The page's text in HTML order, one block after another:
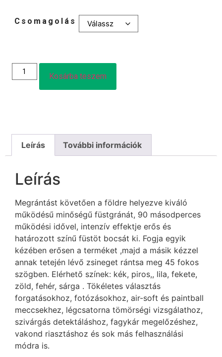
Csomagolás
Kosárba teszem
Leírás További információk
Leírás
Megrántást követően a földre helyezve kiváló
működésű minőségű füstgránát, 90 másodperces
működési idővel, intenzív effektje erős és
határozott színű füstöt bocsát ki. Fogja egyik
kézében erősen a terméket ,majd a másik kézzel
annak tetején lévő zsineget rántsa meg 45 fokos
szögben. Elérhető színek: kék, piros,, lila, fekete,
zöld, fehér, sárga . Tökéletes választás
forgatásokhoz, fotózásokhoz, air-soft és paintball
meccsekhez, légcsatorna tömörségi vizsgálathoz,
szivárgás detektáláshoz, fagykár megelőzéshez,
vakond riasztáshoz és sok más felhasználási
módra is.